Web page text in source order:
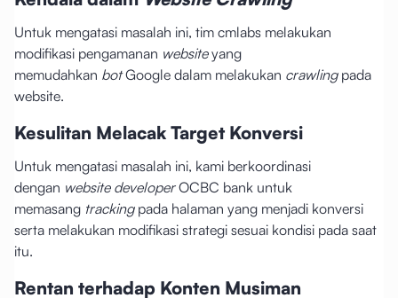
Untuk mengatasi masalah ini, tim cmlabs melakukan
modifikasi pengamanan websiteyang
memudahkan botGoogle dalam melakukan crawlingpada
website.
Kesulitan Melacak Target Konversi
Untuk mengatasi masalah ini, kami berkoordinasi
dengan website developerOCBC bank untuk
memasang trackingpada halaman yang menjadi konversi
serta melakukan modifikasi strategi sesuai kondisi pada saat
itu.
Rentan terhadap Konten Musiman